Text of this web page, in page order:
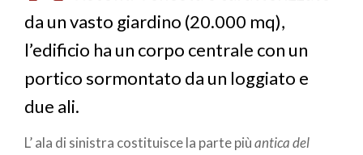
da un vasto giardino (20.000 mq),
l’edificio ha un corpo centrale con un
portico sormontato da un loggiato e
due ali.
L’ ala di sinistra costituisce la parte piùantica del